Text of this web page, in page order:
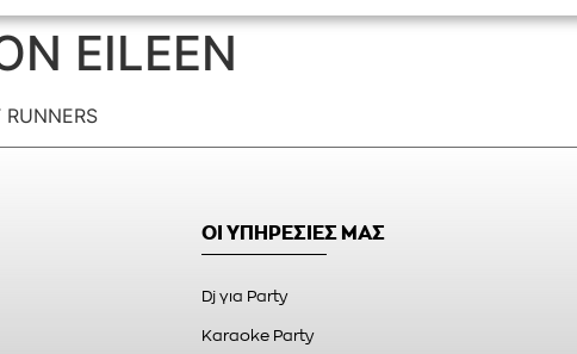
EILEEN
RUNNERS
ΟΙ ΥΠΗΡΕΣΙΕΣ ΜΑΣ
Dj για Party
Karaoke Party